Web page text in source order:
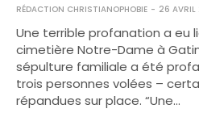
RÉDACTION CHRISTIANOPHOBIE 26
Une terrible profanation a eu
cimetière Notre-Dame à
sépulture familiale a été
trois personnes volées –
répandues sur place. “Une…